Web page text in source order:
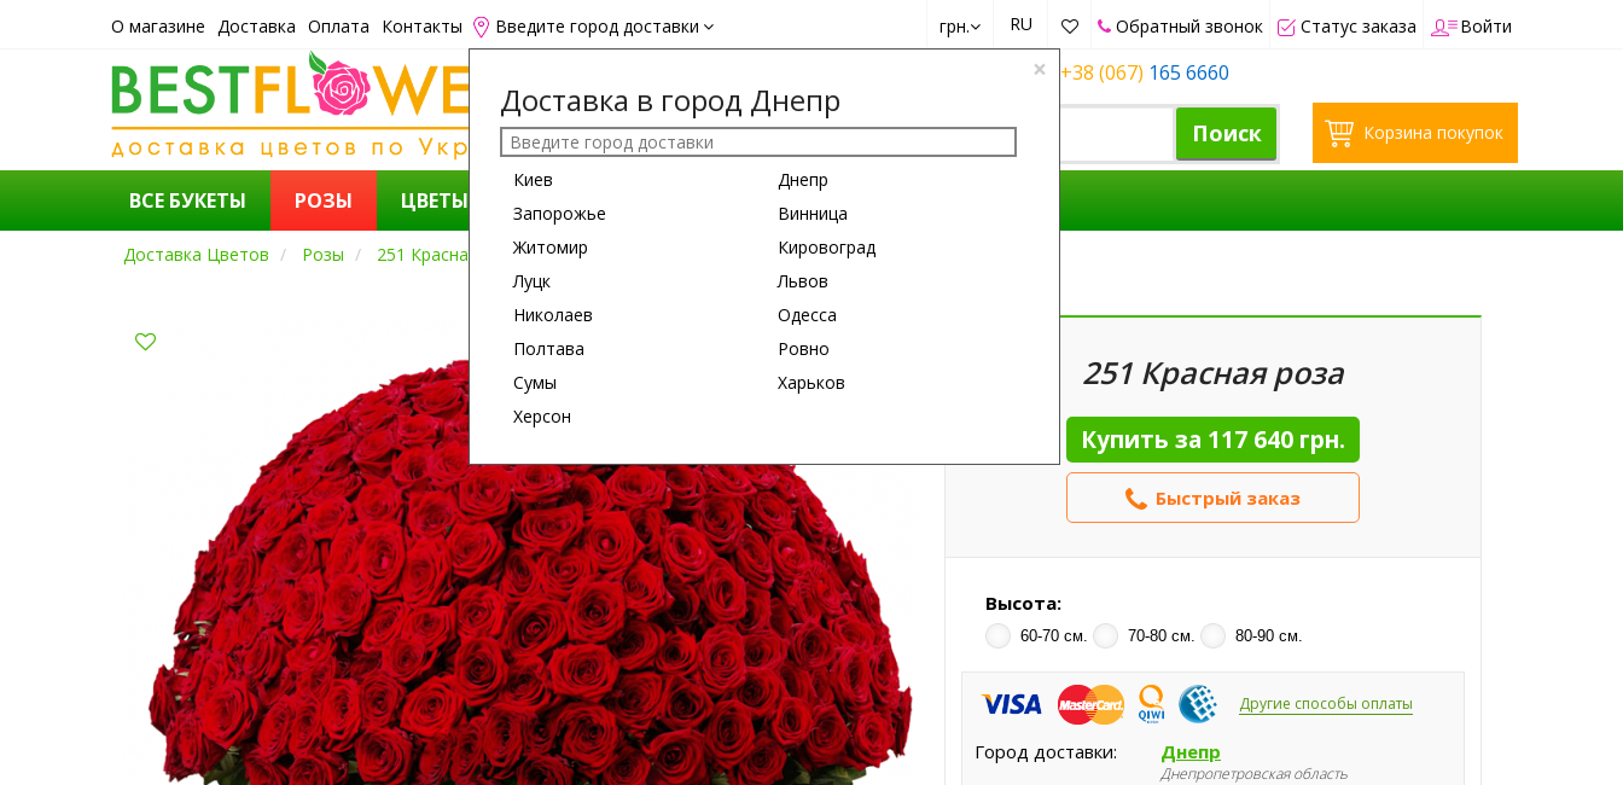
О магазине Доставка Оплата Контакты Введите город доставки
×
Доставка в город Днепр
Киев
Днепр
Запорожье
Винница
Житомир
Кировоград
Луцк
Львов
Николаев
Одесса
Полтава
Ровно
Сумы
Харьков
Херсон
грн. RU Обратный звонок Статус заказа Войти
+38 (067) 165 6660
Поиск Корзина покупок
ВСЕ БУКЕТЫ РОЗЫ ЦВЕТЫ
Доставка Цветов Розы 251 Красная Роза
80 см
251 Красная роза
Купить за 117 640 грн.
Быстрый заказ
Высота:
60-70 см. 70-80 см. 80-90 см.
Другие способы оплаты
Город доставки: Днепр
Днепропетровская область